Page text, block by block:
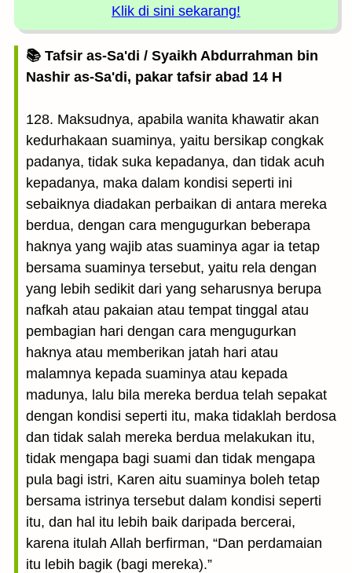
Klik di sini sekarang!
📚 Tafsir as-Sa'di / Syaikh Abdurrahman bin
Nashir as-Sa'di, pakar tafsir abad 14 H
128. Maksudnya, apabila wanita khawatir akan
kedurhakaan suaminya, yaitu bersikap congkak
padanya, tidak suka kepadanya, dan tidak acuh
kepadanya, maka dalam kondisi seperti ini
sebaiknya diadakan perbaikan di antara mereka
berdua, dengan cara mengugurkan beberapa
haknya yang wajib atas suaminya agar ia tetap
bersama suaminya tersebut, yaitu rela dengan
yang lebih sedikit dari yang seharusnya berupa
nafkah atau pakaian atau tempat tinggal atau
pembagian hari dengan cara mengugurkan
haknya atau memberikan jatah hari atau
malamnya kepada suaminya atau kepada
madunya, lalu bila mereka berdua telah sepakat
dengan kondisi seperti itu, maka tidaklah berdosa
dan tidak salah mereka berdua melakukan itu,
tidak mengapa bagi suami dan tidak mengapa
pula bagi istri, Karen aitu suaminya boleh tetap
bersama istrinya tersebut dalam kondisi seperti
itu, dan hal itu lebih baik daripada bercerai,
karena itulah Allah berfirman, “Dan perdamaian
itu lebih bagik (bagi mereka).”